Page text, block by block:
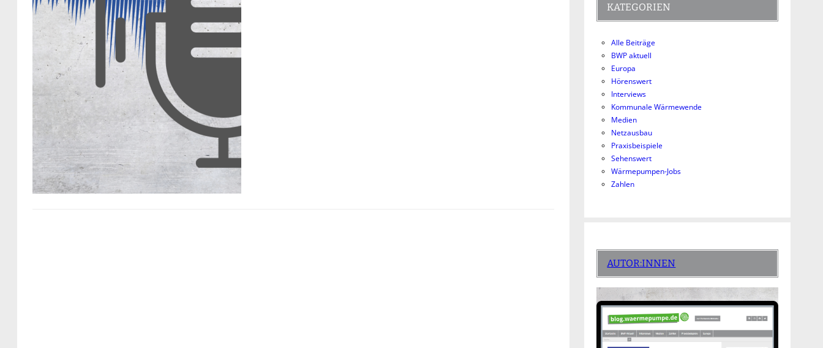
KATEGORIEN
Alle Beiträge
BWP aktuell
Europa
Hörenswert
Interviews
Kommunale Wärmewende
Medien
Netzausbau
Praxisbeispiele
Sehenswert
Wärmepumpen-Jobs
Zahlen
AUTOR:INNEN